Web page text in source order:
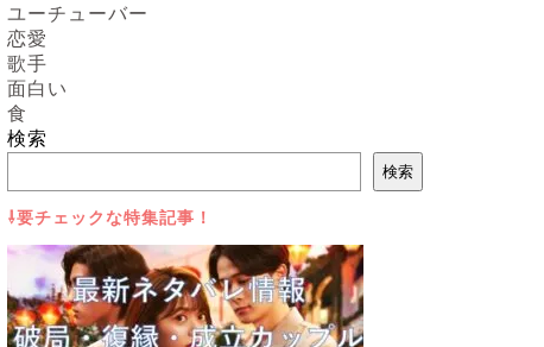
ユーチューバー
恋愛
歌手
面白い
食
検索
検索
⇩要チェックな特集記事！